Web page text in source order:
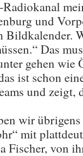
und
Bildkalender.
Das
gehen wie
ist schon
und zeigt,
wir
mit
von